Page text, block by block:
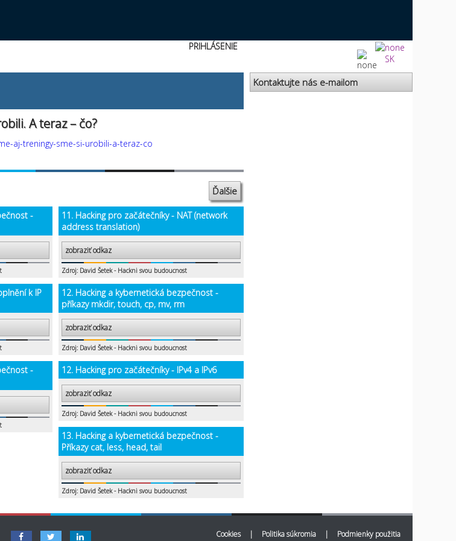
PRIHLÁSENIE
SK
A teraz – čo?
aj-treningy-sme-si-urobili-a-teraz-co
Ďalšie
-
k IP
-
11. Hacking pro začátečníky - NAT (network
address translation)
zobraziť odkaz
Zdroj: David Šetek - Hackni svou budoucnost
12. Hacking a kybernetická bezpečnost -
příkazy mkdir, touch, cp, mv, rm
zobraziť odkaz
Zdroj: David Šetek - Hackni svou budoucnost
12. Hacking pro začátečníky - IPv4 a IPv6
zobraziť odkaz
Zdroj: David Šetek - Hackni svou budoucnost
13. Hacking a kybernetická bezpečnost -
Příkazy cat, less, head, tail
zobraziť odkaz
Zdroj: David Šetek - Hackni svou budoucnost
Kontaktujte nás e-mailom
Cookies | Politika súkromia | Podmienky použitia